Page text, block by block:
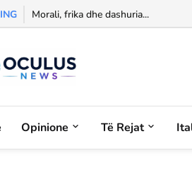
Morali, frika dhe dashuria...
Izet Shulku sfidon verën: noton në
Opinione Të Rejat